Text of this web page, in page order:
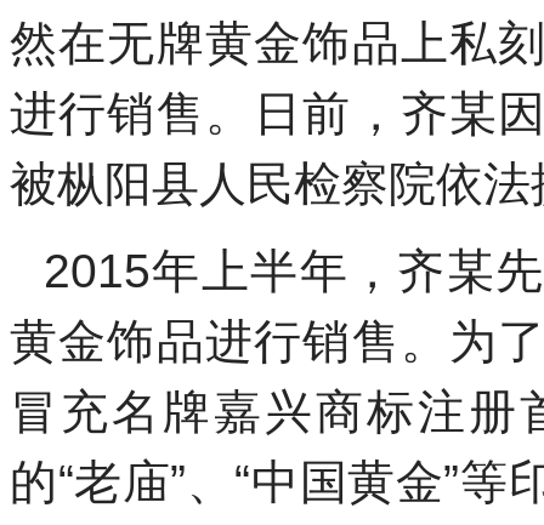
然在无牌黄金饰品上私
进行销售。日前，齐某
被枞阳县人民检察院依
2015年上半年，齐某
黄金饰品进行销售。为
冒充名牌嘉兴商标注册
的“老庙”、“中国黄金”